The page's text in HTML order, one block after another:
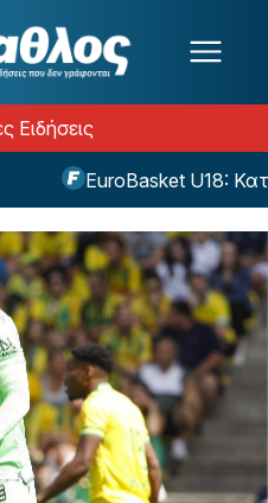
Ειδήσεις
EuroBasket U18: